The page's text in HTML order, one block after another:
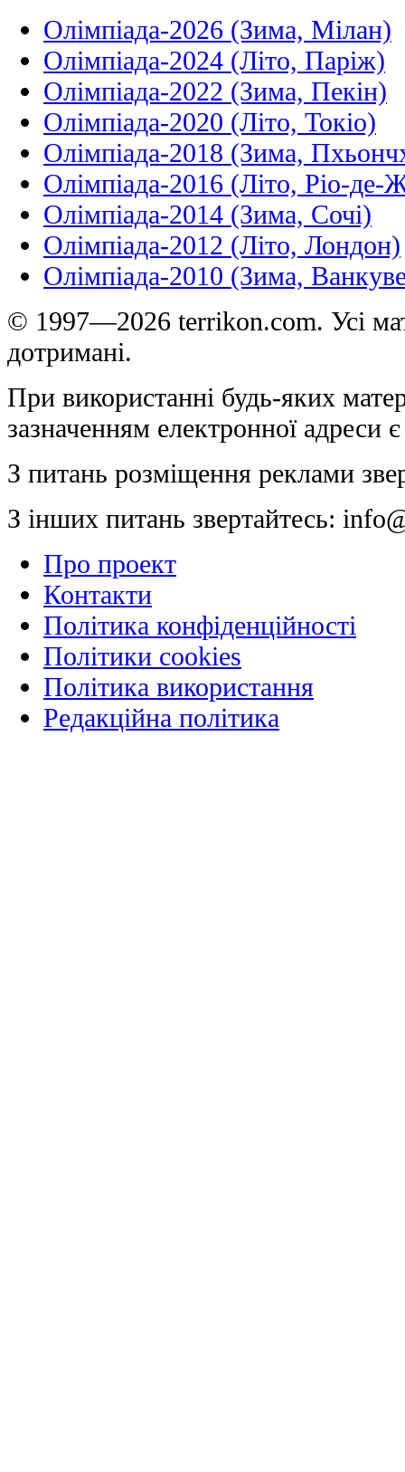
Олімпіада-2026 (Зима, Мілан)
Олімпіада-2024 (Літо, Паріж)
Олімпіада-2022 (Зима, Пекін)
Олімпіада-2020 (Літо, Токіо)
Олімпіада-2018 (Зима,
Олімпіада-2016 (Літо, Ріо-де-
Олімпіада-2014 (Зима, Сочі)
Олімпіада-2012 (Літо, Лондон)
Олімпіада-2010 (Зима,
© 1997—2026 terrikon.com. Усі
дотримані.
При використанні будь-яких
зазначенням електронної адреси
З питань розміщення реклами
З інших питань звертайтесь:
Про проект
Контакти
Політика конфіденційності
Політики cookies
Політика використання
Редакційна політика